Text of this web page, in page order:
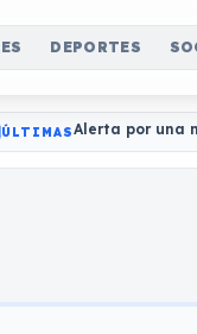
DEPORTES
ÚLTIMASAlerta por una